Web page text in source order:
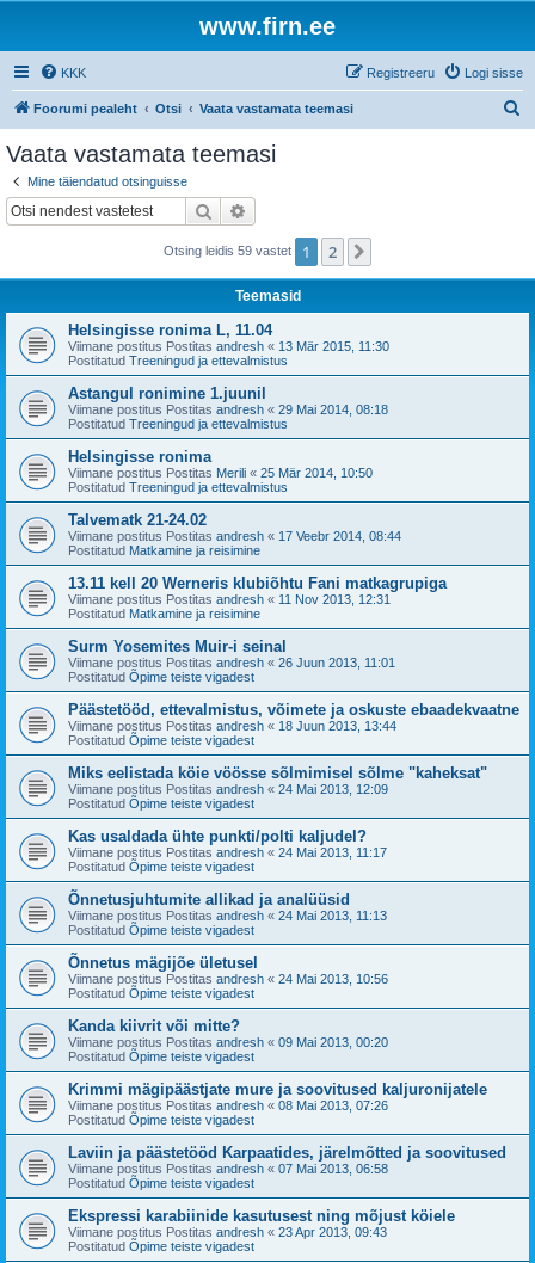
www.firn.ee
KKK Logi sisse
Registreeru
Foorumi pealeht Otsi Vaata vastamata teemasi
Vaata vastamata teemasi
Mine täiendatud otsinguisse
Otsi
Otsing leidis 59 vastet 1 2
Teemasid
Helsingisse ronima L, 11.04
Viimane postitus Postitas andresh « 13 Mär 2015, 11:30
Postitatud Treeningud ja ettevalmistus
Astangul ronimine 1.juunil
Viimane postitus Postitas andresh « 29 Mai 2014, 08:18
Postitatud Treeningud ja ettevalmistus
Helsingisse ronima
Viimane postitus Postitas Merili « 25 Mär 2014, 10:50
Postitatud Treeningud ja ettevalmistus
Talvematk 21-24.02
Viimane postitus Postitas andresh « 17 Veebr 2014, 08:44
Postitatud Matkamine ja reisimine
13.11 kell 20 Werneris klubiõhtu Fani matkagrupiga
Viimane postitus Postitas andresh « 11 Nov 2013, 12:31
Postitatud Matkamine ja reisimine
Surm Yosemites Muir-i seinal
Viimane postitus Postitas andresh « 26 Juun 2013, 11:01
Postitatud Õpime teiste vigadest
Päästetööd, ettevalmistus, võimete ja oskuste ebaadekvaatne
Viimane postitus Postitas andresh « 18 Juun 2013, 13:44
Postitatud Õpime teiste vigadest
Miks eelistada köie vöösse sõlmimisel sõlme "kaheksat"
Viimane postitus Postitas andresh « 24 Mai 2013, 12:09
Postitatud Õpime teiste vigadest
Kas usaldada ühte punkti/polti kaljudel?
Viimane postitus Postitas andresh « 24 Mai 2013, 11:17
Postitatud Õpime teiste vigadest
Õnnetusjuhtumite allikad ja analüüsid
Viimane postitus Postitas andresh « 24 Mai 2013, 11:13
Postitatud Õpime teiste vigadest
Õnnetus mägijõe ületusel
Viimane postitus Postitas andresh « 24 Mai 2013, 10:56
Postitatud Õpime teiste vigadest
Kanda kiivrit või mitte?
Viimane postitus Postitas andresh « 09 Mai 2013, 00:20
Postitatud Õpime teiste vigadest
Krimmi mägipäästjate mure ja soovitused kaljuronijatele
Viimane postitus Postitas andresh « 08 Mai 2013, 07:26
Postitatud Õpime teiste vigadest
Laviin ja päästetööd Karpaatides, järelmõtted ja soovitused
Viimane postitus Postitas andresh « 07 Mai 2013, 06:58
Postitatud Õpime teiste vigadest
Ekspressi karabiinide kasutusest ning mõjust köiele
Viimane postitus Postitas andresh « 23 Apr 2013, 09:43
Postitatud Õpime teiste vigadest